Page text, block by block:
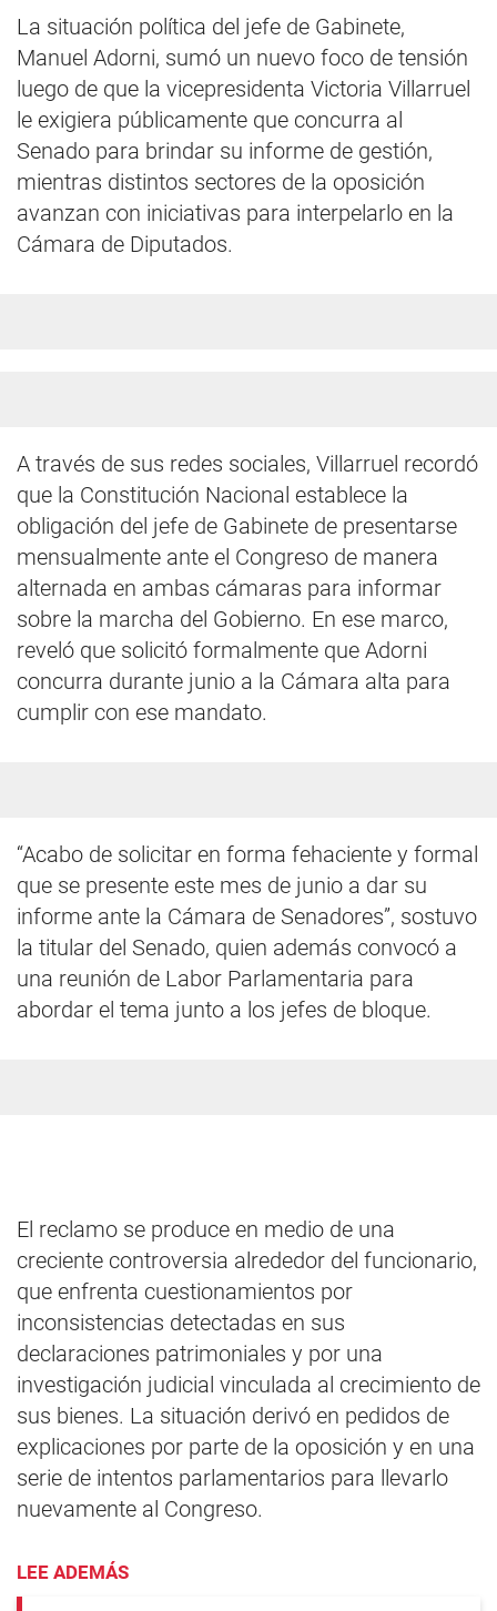
La situación política del jefe de Gabinete,
Manuel Adorni, sumó un nuevo foco de tensión
luego de que la vicepresidenta Victoria Villarruel
le exigiera públicamente que concurra al
Senado para brindar su informe de gestión,
mientras distintos sectores de la oposición
avanzan con iniciativas para interpelarlo en la
Cámara de Diputados.
A través de sus redes sociales, Villarruel recordó
que la Constitución Nacional establece la
obligación del jefe de Gabinete de presentarse
mensualmente ante el Congreso de manera
alternada en ambas cámaras para informar
sobre la marcha del Gobierno. En ese marco,
reveló que solicitó formalmente que Adorni
concurra durante junio a la Cámara alta para
cumplir con ese mandato.
“Acabo de solicitar en forma fehaciente y formal
que se presente este mes de junio a dar su
informe ante la Cámara de Senadores”, sostuvo
la titular del Senado, quien además convocó a
una reunión de Labor Parlamentaria para
abordar el tema junto a los jefes de bloque.
El reclamo se produce en medio de una
creciente controversia alrededor del funcionario,
que enfrenta cuestionamientos por
inconsistencias detectadas en sus
declaraciones patrimoniales y por una
investigación judicial vinculada al crecimiento de
sus bienes. La situación derivó en pedidos de
explicaciones por parte de la oposición y en una
serie de intentos parlamentarios para llevarlo
nuevamente al Congreso.
LEE ADEMÁS